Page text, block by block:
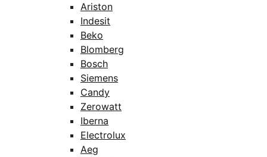
Ariston
Indesit
Beko
Blomberg
Bosch
Siemens
Candy
Zerowatt
Iberna
Electrolux
Aeg